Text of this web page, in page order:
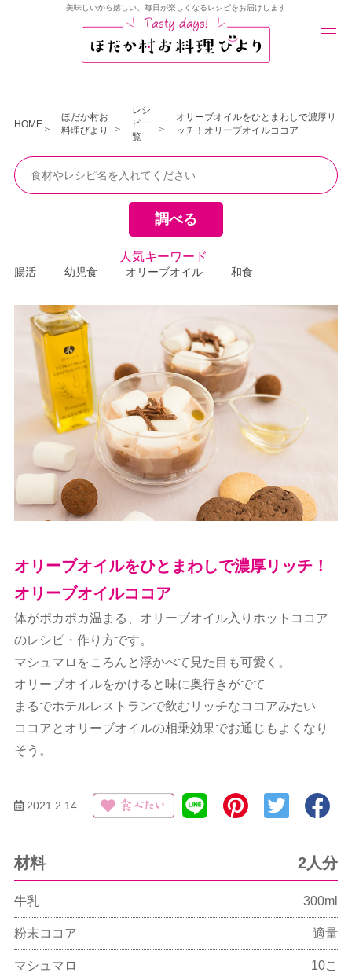
美味しいから嬉しい、毎日が楽しくなるレシピをお届けします
HOME
ほだか村お
料理びより
レシ
ピ一
覧
オリーブオイルをひとまわしで濃厚リ
ッチ！オリーブオイルココア
人気キーワード
腸活 幼児食 オリーブオイル 和食
オリーブオイルをひとまわしで濃厚リッチ！
オリーブオイルココア
体がポカポカ温まる、オリーブオイル入りホットココア
のレシピ・作り方です。
マシュマロをころんと浮かべて見た目も可愛く。
オリーブオイルをかけると味に奥行きがでて
まるでホテルレストランで飲むリッチなココアみたい
ココアとオリーブオイルの相乗効果でお通じもよくなり
そう。
2021.2.14
材料 2人分
牛乳 300ml
粉末ココア 適量
マシュマロ 10こ